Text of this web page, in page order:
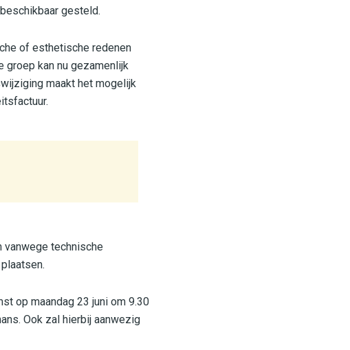
gesteld.
of esthetische redenen
groep kan nu gezamenlijk
maakt het mogelijk
vanwege technische
op maandag 23 juni om 9.30
Ook zal hierbij aanwezig